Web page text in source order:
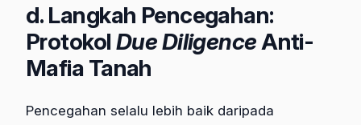
d. Langkah Pencegahan:
Protokol Due Diligence Anti-
Mafia Tanah
Pencegahan selalu lebih baik daripada